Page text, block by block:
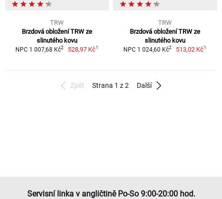
TRW
Brzdová obložení TRW ze
slinutého kovu
NPC 1 007,68 Kč2 528,97 Kč1
TRW
Brzdová obložení TRW ze
slinutého kovu
NPC 1 024,60 Kč2 513,02 Kč1
Zpět Strana 1 z 2 Další
Servisní linka v angličtině Po-So 9:00-20:00 hod.